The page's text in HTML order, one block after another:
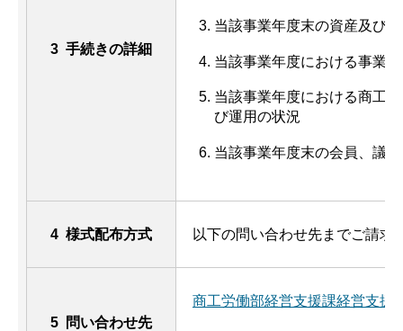
3 手続きの詳細
当該事業年度末の資産及び
当該事業年度における事業
当該事業年度における商工
び運用の状況
当該事業年度末の会員、議
4 様式配布方式 以下の問い合わせ先までご請求
5 問い合わせ先
商工労働部経営支援課経営支援